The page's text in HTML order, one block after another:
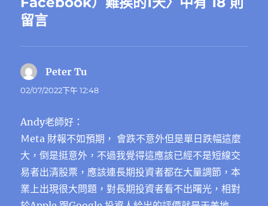
留言
Peter Tu
示:
02/07/2022下午 12:48
Andy老師好：
Ｍeta 財報不如預期， 會跌不意外但是單日跌幅這麼
大，倒是挺意外，不過我覺得這應該已經不是短線交
易者出清股票，應該連長期投資者都在大量調節，本
業上出現很大問題，對長期投資者看不出曙光，相對